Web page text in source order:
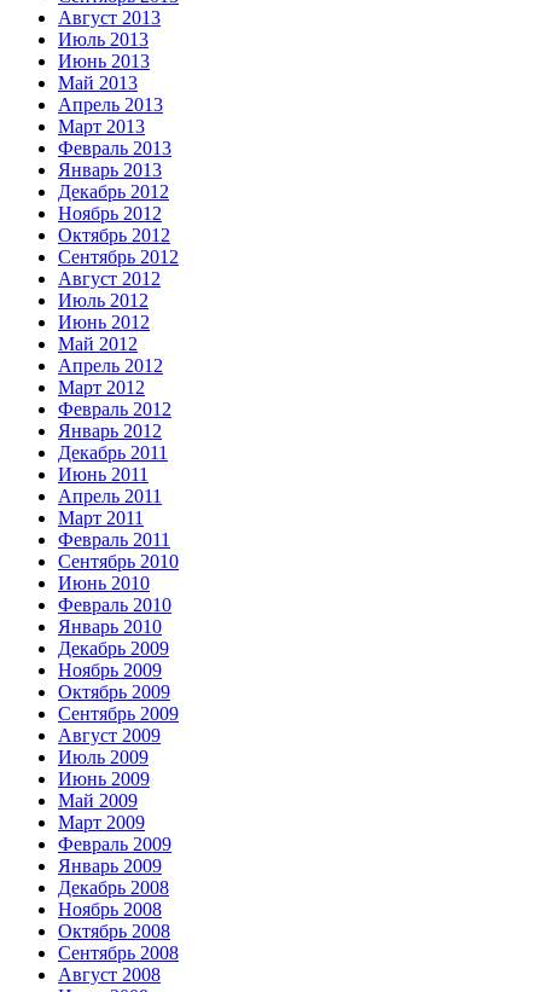
Август 2013
Июль 2013
Июнь 2013
Май 2013
Апрель 2013
Март 2013
Февраль 2013
Январь 2013
Декабрь 2012
Ноябрь 2012
Октябрь 2012
Сентябрь 2012
Август 2012
Июль 2012
Июнь 2012
Май 2012
Апрель 2012
Март 2012
Февраль 2012
Январь 2012
Декабрь 2011
Июнь 2011
Апрель 2011
Март 2011
Февраль 2011
Сентябрь 2010
Июнь 2010
Февраль 2010
Январь 2010
Декабрь 2009
Ноябрь 2009
Октябрь 2009
Сентябрь 2009
Август 2009
Июль 2009
Июнь 2009
Май 2009
Март 2009
Февраль 2009
Январь 2009
Декабрь 2008
Ноябрь 2008
Октябрь 2008
Сентябрь 2008
Август 2008